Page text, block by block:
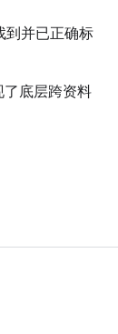
到并已正确标
了底层跨资料